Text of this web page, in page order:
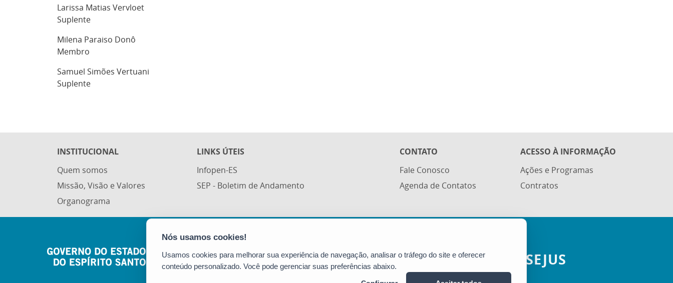
Larissa Matias Vervloet
Suplente
Milena Paraiso Donô
Membro
Samuel Simões Vertuani
Suplente
INSTITUCIONAL
Quem somos
Missão, Visão e Valores
Organograma
LINKS ÚTEIS
Infopen-ES
SEP - Boletim de Andamento
CONTATO
Fale Conosco
Agenda de Contatos
ACESSO À INFORMAÇÃO
Ações e Programas
Contratos
Avenida Governador Bley, 236 - Centro
CEP: 29010-150 - Vitória / ES
Tel.: (27) 3636-5802
SEJUS
Usamos cookies para melhorar sua experiência de navegação, analisar o tráfego do site e oferecer
conteúdo personalizado. Você pode gerenciar suas preferências abaixo.